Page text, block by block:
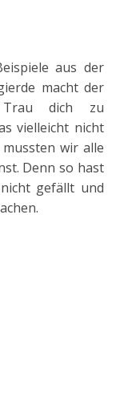
aus der
macht der
Trau dich zu
vielleicht nicht
wir alle
Denn so hast
gefällt und